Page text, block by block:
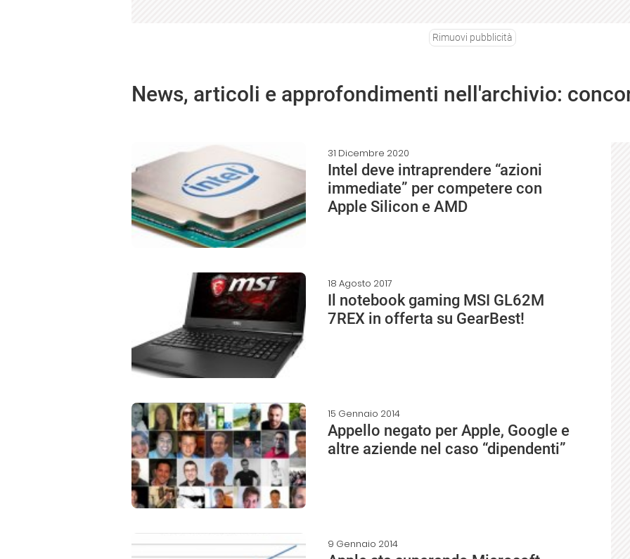
Rimuovi pubblicità
News, articoli e approfondimenti nell'archivio:
31 Dicembre 2020
Intel deve intraprendere “azioni
immediate” per competere con
Apple Silicon e AMD
18 Agosto 2017
Il notebook gaming MSI GL62M
7REX in offerta su GearBest!
15 Gennaio 2014
Appello negato per Apple, Google e
altre aziende nel caso “dipendenti”
9 Gennaio 2014